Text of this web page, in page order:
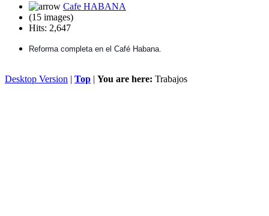
Cafe HABANA
(15 images)
Hits: 2,647
Reforma completa en el Café Habana.
Desktop Version | Top | You are here: Trabajos